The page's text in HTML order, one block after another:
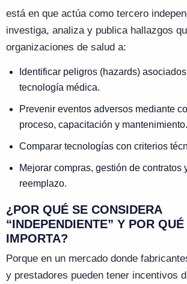
está en que actúa como tercero
investiga, analiza y publica hallazgos
organizaciones de salud a:
Identificar peligros (hazards)
tecnología médica.
Prevenir eventos adversos mediante
proceso, capacitación y mantenimiento.
Comparar tecnologías con criterios
Mejorar compras, gestión de contratos
reemplazo.
¿POR QUÉ SE CONSIDERA
“INDEPENDIENTE” Y POR QUÉ
IMPORTA?
Porque en un mercado donde
y prestadores pueden tener incentivos